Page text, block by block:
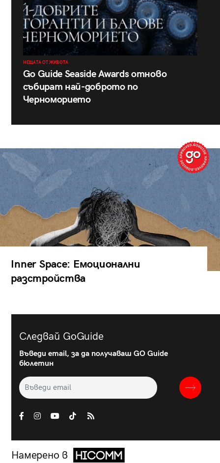
НЕЩАТА ОТ ЖИВОТА
Go Guide Seaside Awards отново
събират най-доброто по
Черноморието
Inner Space: Емоционални
разстройства
Следвай GoGuide
Въведи email, за да получаваш GO Guide
бюлетин
Намерено в